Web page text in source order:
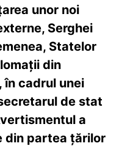
unor noi
Serghei
Statelor
din
în cadrul unei
de stat
a
din partea țărilor